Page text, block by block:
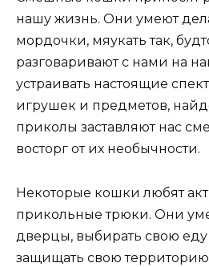
нашу жизнь. Они умеют
мордочки, мяукать так,
разговаривают с нами на
устраивать настоящие
игрушек и предметов,
приколы заставляют нас
восторг от их необычности.
Некоторые кошки любят
прикольные трюки. Они
дверцы, выбирать свою
защищать свою